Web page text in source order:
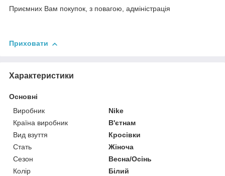
Приємних Вам покупок, з повагою, адміністрація
Приховати
Характеристики
Основні
Виробник
Nike
Країна виробник
В'єтнам
Вид взуття
Кросівки
Стать
Жіноча
Сезон
Весна/Осінь
Колір
Білий